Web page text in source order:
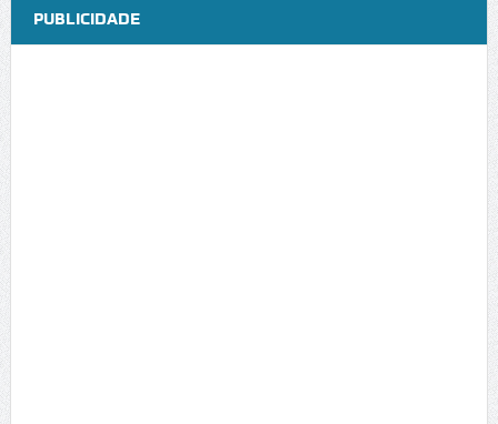
PUBLICIDADE